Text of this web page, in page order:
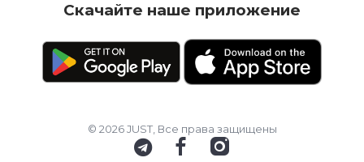
Скачайте наше приложение
© 2026 JUST, Все права защищены